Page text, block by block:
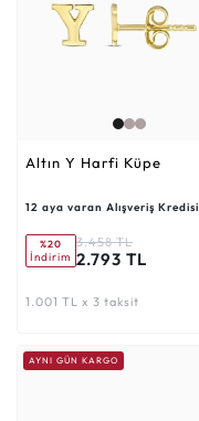
Altın Y Harfi Küpe
12 aya varan Alışveriş Kredisi
%20
İndirim
3.458 TL
2.793 TL
1.001 TL x 3 taksit
AYNI GÜN KARGO